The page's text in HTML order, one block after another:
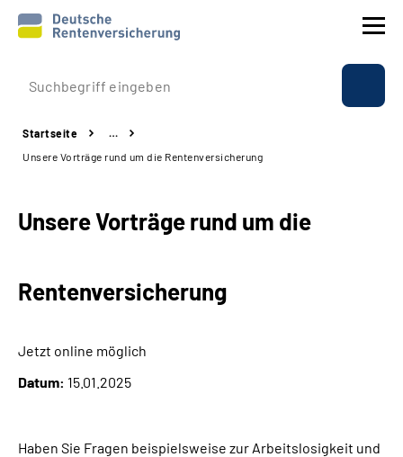
Prävention
Reha
Experten
Über uns & Presse
Suche
Startseite
…
Unsere Vorträge rund um die Rentenversicherung
Unsere Vorträge rund um die
Rentenversicherung
Jetzt online möglich
Datum: 15.01.2025
Haben Sie Fragen beispielsweise zur Arbeitslosigkeit und